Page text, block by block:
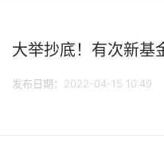
大举抄底！有次新基
发布日期：2022-04-15 10:49